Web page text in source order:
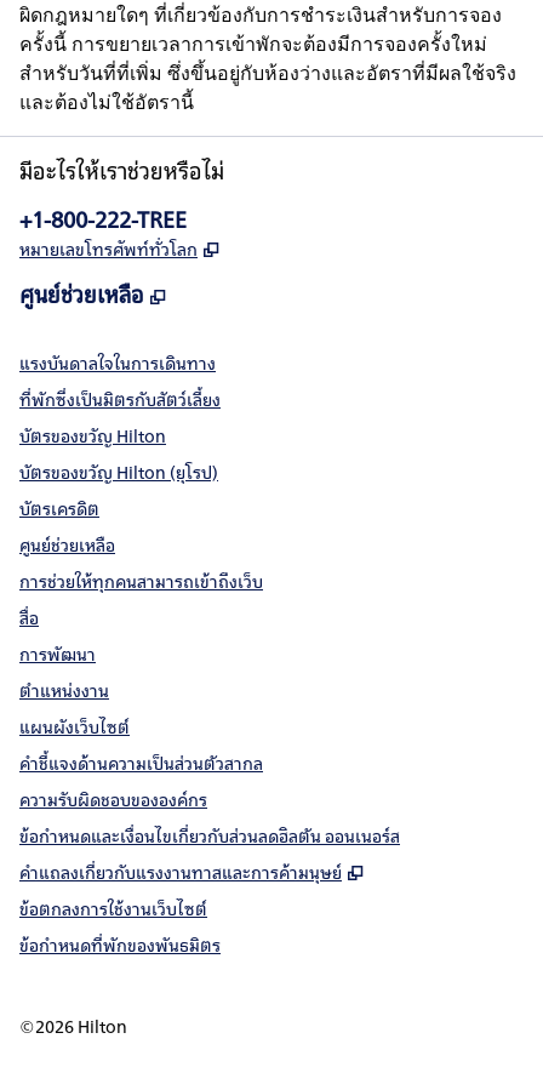
ผิดกฎหมายใดๆ ที่เกี่ยวข้องกับการชำระเงินสำหรับการจอง
ครั้งนี้ การขยายเวลาการเข้าพักจะต้องมีการจองครั้งใหม่
สำหรับวันที่ที่เพิ่ม ซึ่งขึ้นอยู่กับห้องว่างและอัตราที่มีผลใช้จริง
และต้องไม่ใช้อัตรานี้
มีอะไรให้เราช่วยหรือไม่
โทรศัพท์
+1-800-222-TREE
หมายเลขโทรศัพท์ทั่วโลก ,
ศูนย์ช่วยเหลือ ,
แรงบันดาลใจในการเดินทาง
ที่พักซึ่งเป็นมิตรกับสัตว์เลี้ยง
บัตรของขวัญ Hilton
บัตรของขวัญ Hilton (ยุโรป)
บัตรเครดิต
ศูนย์ช่วยเหลือ
การช่วยให้ทุกคนสามารถเข้าถึงเว็บ
สื่อ
การพัฒนา
ตำแหน่งงาน
แผนผังเว็บไซต์
คำชี้แจงด้านความเป็นส่วนตัวสากล
ความรับผิดชอบขององค์กร
ข้อกำหนดและเงื่อนไขเกี่ยวกับส่วนลดฮิลตัน ออนเนอร์ส
คําแถลงเกี่ยวกับแรงงานทาสและการค้ามนุษย์
,
ข้อตกลงการใช้งานเว็บไซต์
ข้อกําหนดที่พักของพันธมิตร
©2026 Hilton